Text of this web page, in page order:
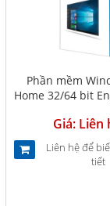
Phần mềm
Home 32/64 bit
Giá: Liên
Liên hệ để
tiết